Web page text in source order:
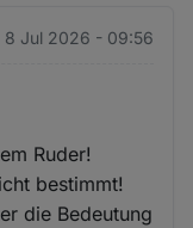
8 Jul 2026 - 09:56
Ruder!
bestimmt!
die Bedeutung